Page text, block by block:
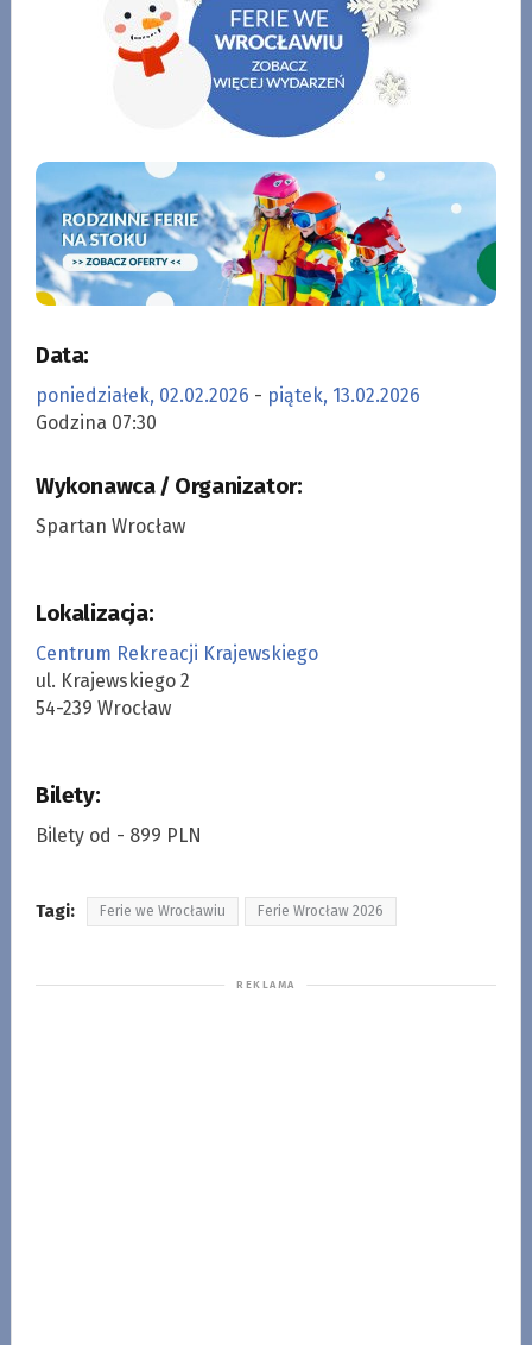
Data:
poniedziałek, 02.02.2026 - piątek, 13.02.2026
Godzina 07:30
Wykonawca / Organizator:
Spartan Wrocław
Lokalizacja:
Centrum Rekreacji Krajewskiego
ul. Krajewskiego 2
54-239 Wrocław
Bilety:
Bilety od - 899 PLN
Tagi: Ferie we Wrocławiu Ferie Wrocław 2026